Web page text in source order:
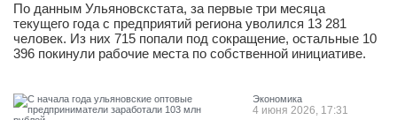
По данным Ульяновскстата, за первые три месяца
текущего года с предприятий региона уволился 13 281
человек. Из них 715 попали под сокращение, остальные 10
396 покинули рабочие места по собственной инициативе.
Экономика
4 июня 2026, 17:31